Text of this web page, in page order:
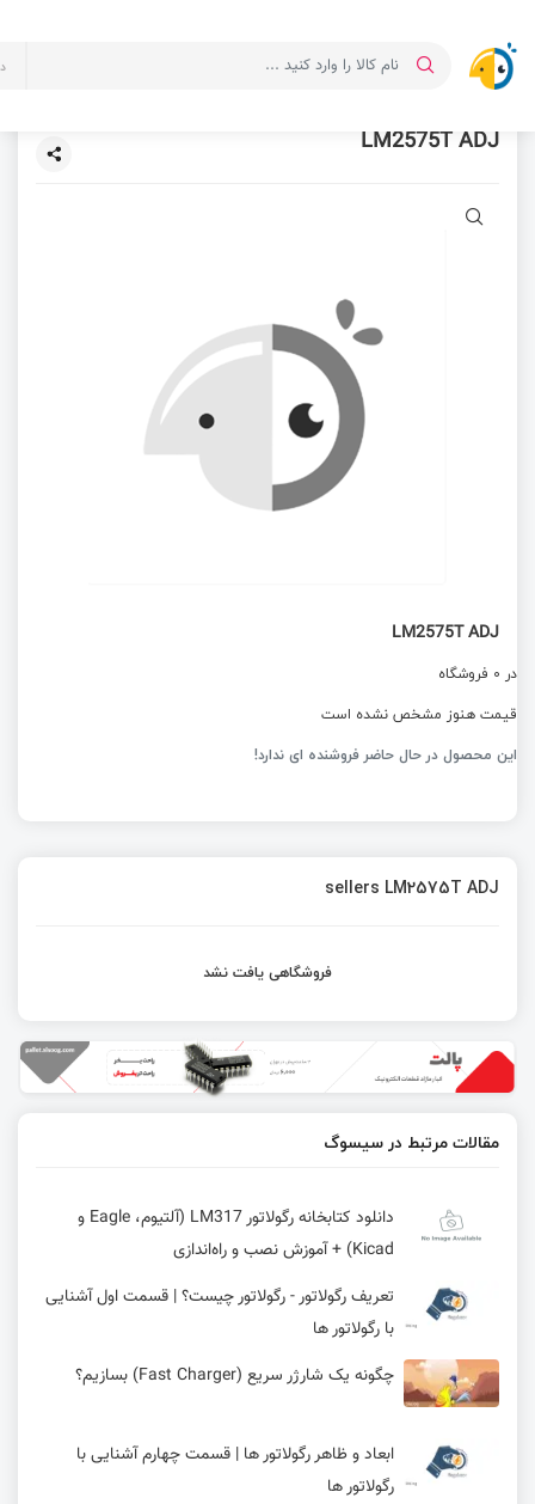
LM2575T ADJ
LM2575T ADJ
در 0 فروشگاه
قیمت هنوز مشخص نشده است
این محصول در حال حاضر فروشنده ای ندارد!
sellers LM2575T ADJ
فروشگاهی یافت نشد
مقالات مرتبط در سیسوگ
دانلود کتابخانه رگولاتور LM317 (آلتیوم، Eagle و
Kicad) + آموزش نصب و راه‌اندازی
تعریف رگولاتور - رگولاتور چیست؟ | قسمت اول آشنایی
با رگولاتور ها
چگونه یک شارژر سریع (Fast Charger) بسازیم؟
ابعاد و ظاهر رگولاتور ها | قسمت چهارم آشنایی با
رگولاتور ها